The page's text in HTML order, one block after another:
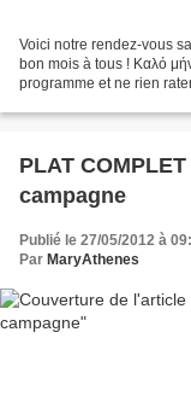
Voici notre rendez-vous
bon mois à tous ! Καλό
programme et ne rien
PLAT
campagne
Publié le 27/05/2012 à
Par MaryAthenes